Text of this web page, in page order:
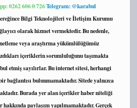
0262 606 0 726Telegram: @karabul
Bilgi Teknolojileri ve İletişim Kurumu
olarak hizmet vermektedir. Bu nedenle,
veya araştırma yükümlülüğümüz
içeriklerin sorumluluğunu taşımakta
etmiş sayılırlar. Bu internet sitesi, herhangi
bulunmamaktadır. Sitede yalnızca
Burada yer alan içerikler haber niteliği
paylaşım yapılmamaktadır. Gerçek